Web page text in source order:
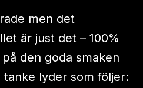
men det
är just det – 100%
den goda smaken
lyder som följer: